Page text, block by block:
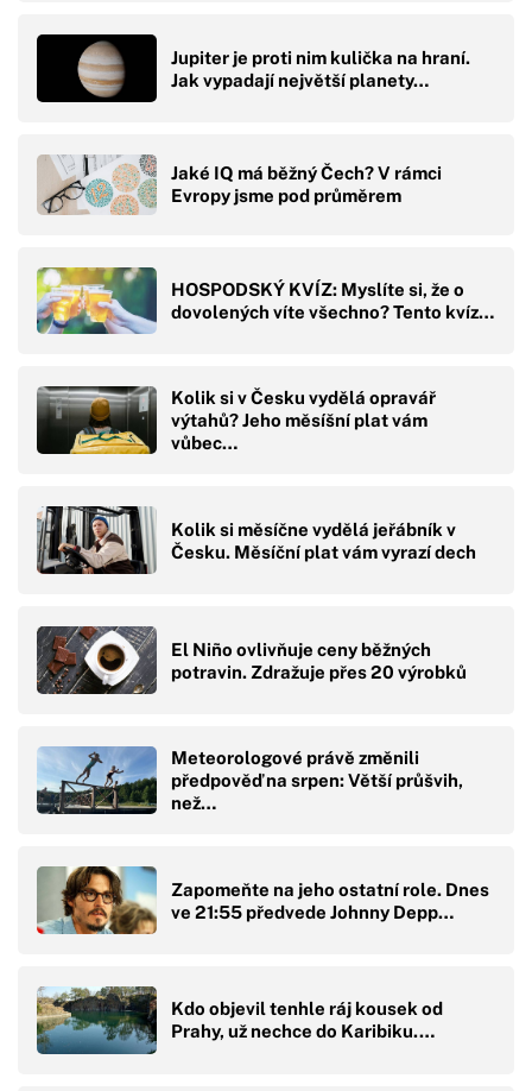
Jupiter je proti nim kulička na hraní.
Jak vypadají největší planety…
Jaké IQ má běžný Čech? V rámci
Evropy jsme pod průměrem
HOSPODSKÝ KVÍZ: Myslíte si, že o
dovolených víte všechno? Tento kvíz…
Kolik si v Česku vydělá opravář
výtahů? Jeho měsíšní plat vám
vůbec…
Kolik si měsíčne vydělá jeřábník v
Česku. Měsíční plat vám vyrazí dech
El Niño ovlivňuje ceny běžných
potravin. Zdražuje přes 20 výrobků
Meteorologové právě změnili
předpověď na srpen: Větší průšvih,
než…
Zapomeňte na jeho ostatní role. Dnes
ve 21:55 předvede Johnny Depp…
Kdo objevil tenhle ráj kousek od
Prahy, už nechce do Karibiku.…